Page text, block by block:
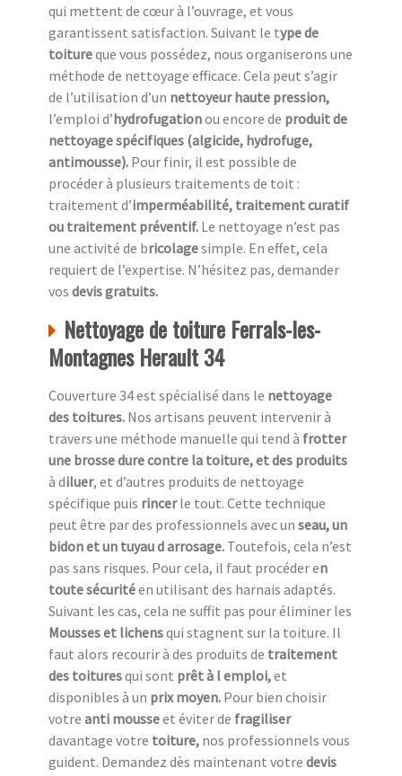
qui mettent de cœur à l’ouvrage, et vous
garantissent satisfaction. Suivant le type de
toitureque vous possédez, nous organiserons une
méthode de nettoyage efficace. Cela peut s’agir
de l’utilisation d’un nettoyeur haute pression,
l’emploi d’hydrofugationou encore de produit de
nettoyage spécifiques (algicide, hydrofuge,
antimousse). Pour finir, il est possible de
procéder à plusieurs traitements de toit :
traitement d’imperméabilité, traitement curatif
ou traitement préventif. Le nettoyage n’est pas
une activité de bricolagesimple. En effet, cela
requiert de l’expertise. N’hésitez pas, demander
vos devis gratuits.
Nettoyage de toiture Ferrals-les-
Montagnes Herault 34
Couverture 34 est spécialisé dans le nettoyage
des toitures. Nos artisans peuvent intervenir à
travers une méthode manuelle qui tend à frotter
une brosse dure contre la toiture, et des produits
à diluer, et d’autres produits de nettoyage
spécifique puis rincerle tout. Cette technique
peut être par des professionnels avec un seau, un
bidon et un tuyau d arrosage. Toutefois, cela n’est
pas sans risques. Pour cela, il faut procéder en
toute sécuritéen utilisant des harnais adaptés.
Suivant les cas, cela ne suffit pas pour éliminer les
Mousses et lichensqui stagnent sur la toiture. Il
faut alors recourir à des produits de traitement
des toituresqui sont prêt à l emploi,et
disponibles à un prix moyen. Pour bien choisir
votre anti mousseet éviter de fragiliser
davantage votre toiture, nos professionnels vous
guident. Demandez dès maintenant votre devis